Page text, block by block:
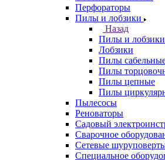
Перфораторы
Пилы и лобзики
Назад
Пилы и лобзики
Лобзики
Пилы
Пилы
Пилы цепные
Пилы
Пылесосы
Реноваторы
Садовый
Сварочное
Сетевые
Специальное